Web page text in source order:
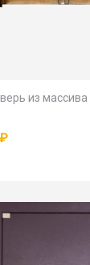
из массива
₽